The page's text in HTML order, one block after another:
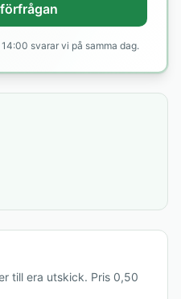
svarar vi på samma dag.
till era utskick. Pris 0,50